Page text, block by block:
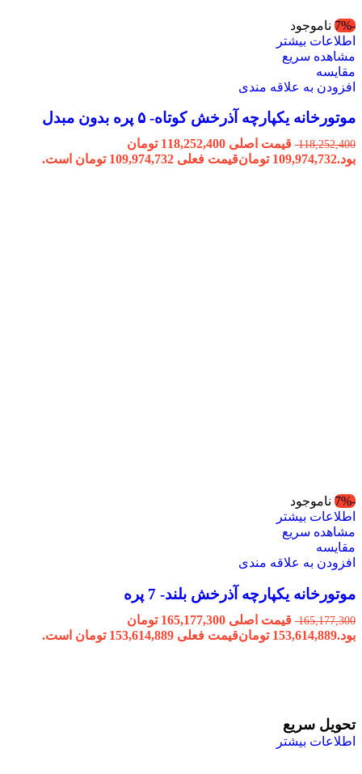
-7%
ناموجود
اطلاعات بیشتر
مشاهده سریع
مقایسه
افزودن به علاقه مندی
موتورخانه یکپارچه آذرخش کوتاه- ۵ پره بدون مبدل
118,252,400
قیمت اصلی 118,252,400 تومان
بود.109,974,732 تومانقیمت فعلی 109,974,732 تومان است.
-7%
ناموجود
اطلاعات بیشتر
مشاهده سریع
مقایسه
افزودن به علاقه مندی
موتورخانه یکپارچه آذرخش بلند- 7 پره
165,177,300
قیمت اصلی 165,177,300 تومان
بود.153,614,889 تومانقیمت فعلی 153,614,889 تومان است.
تحویل سریع
اطلاعات بیشتر